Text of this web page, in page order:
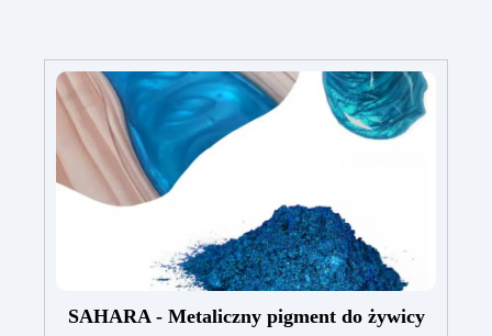
SAHARA - Metaliczny pigment do żywicy